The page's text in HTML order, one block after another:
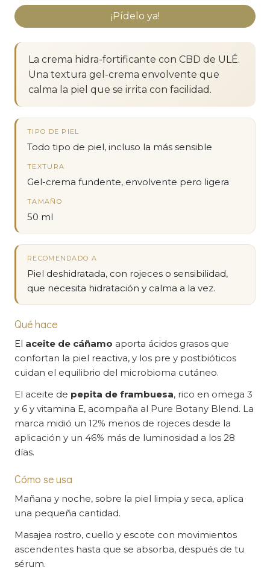
¡Pídelo ya!
La crema hidra-fortificante con CBD de ULÉ.
Una textura gel-crema envolvente que
calma la piel que se irrita con facilidad.
TIPO DE PIEL
Todo tipo de piel, incluso la más sensible
TEXTURA
Gel-crema fundente, envolvente pero ligera
TAMAÑO
50 ml
RECOMENDADO A
Piel deshidratada, con rojeces o sensibilidad,
que necesita hidratación y calma a la vez.
Qué hace
El aceite de cáñamo aporta ácidos grasos que
confortan la piel reactiva, y los pre y postbióticos
cuidan el equilibrio del microbioma cutáneo.
El aceite de pepita de frambuesa, rico en omega 3
y 6 y vitamina E, acompaña al Pure Botany Blend. La
marca midió un 12% menos de rojeces desde la
aplicación y un 46% más de luminosidad a los 28
días.
Cómo se usa
Mañana y noche, sobre la piel limpia y seca, aplica
una pequeña cantidad.
Masajea rostro, cuello y escote con movimientos
ascendentes hasta que se absorba, después de tu
sérum.